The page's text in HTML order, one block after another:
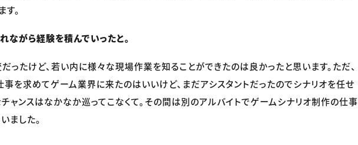
。
がら経験を積んでいったと。
ったけど、若い内に様々な現場作業を知ることができたのは良かったと思います。ただ、
事を求めてゲーム業界に来たのはいいけど、まだアシスタントだったのでシナリオを任せ
チャンスはなかなか巡ってこなくて。その間は別のアルバイトでゲームシナリオ制作の仕事
ました。